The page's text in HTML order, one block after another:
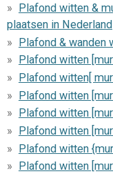
Plafond witten &
plaatsen in Nederland
Plafond & wanden
Plafond witten
Plafond witten[
Plafond witten
Plafond witten
Plafond witten
Plafond witten
Plafond witten